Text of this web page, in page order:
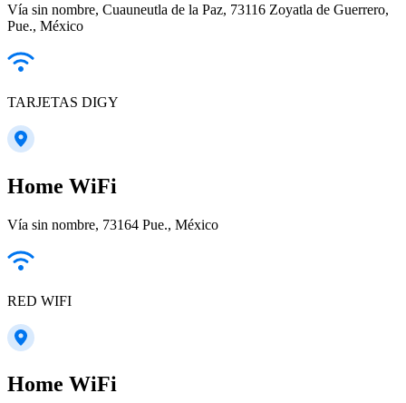
Vía sin nombre, Cuauneutla de la Paz, 73116 Zoyatla de Guerrero,
Pue., México
TARJETAS DIGY
Home WiFi
Vía sin nombre, 73164 Pue., México
RED WIFI
Home WiFi